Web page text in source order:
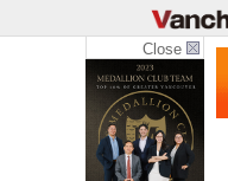
Close